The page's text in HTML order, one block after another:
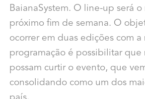
BaianaSystem. O line-up será
próximo fim de semana. O
ocorrer em duas edições com a
programação é possibilitar que
possam curtir o evento, que
consolidando como um dos